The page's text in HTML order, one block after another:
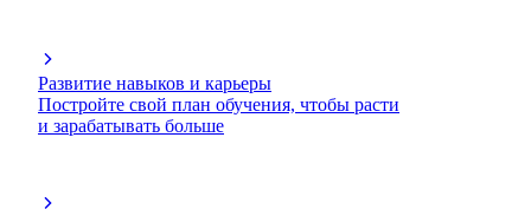
Развитие навыков и карьеры
Постройте свой план обучения, чтобы расти
и зарабатывать больше